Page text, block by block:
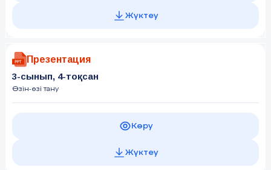
Жүктеу
Презентация
3-сынып, 4-тоқсан
Өзін-өзі тану
Көру
Жүктеу